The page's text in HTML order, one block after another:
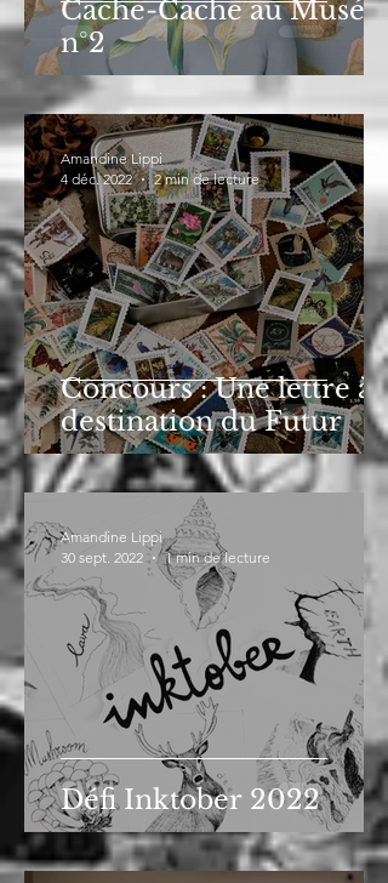
Cache-Cache au Musée
n°2
Concours : Une lettre à
destination du Futur
Amandine Lippi
4 déc. 2022
2 min de lecture
Défi Inktober 2022
Amandine Lippi
30 sept. 2022
1 min de lecture